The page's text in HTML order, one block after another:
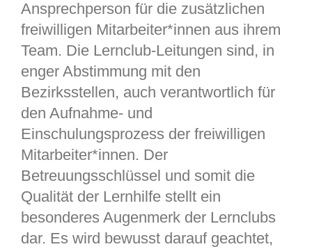
Ansprechperson für die zusätzlichen
freiwilligen Mitarbeiter*innen aus ihrem
Team. Die Lernclub-Leitungen sind, in
enger Abstimmung mit den
Bezirksstellen, auch verantwortlich für
den Aufnahme- und
Einschulungsprozess der freiwilligen
Mitarbeiter*innen. Der
Betreuungsschlüssel und somit die
Qualität der Lernhilfe stellt ein
besonderes Augenmerk der Lernclubs
dar. Es wird bewusst darauf geachtet,